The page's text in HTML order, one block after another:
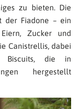
zu bieten. Die
der Fiadone – ein
Zucker und
Canistrellis, dabei
Biscuits, die in
hergestellt